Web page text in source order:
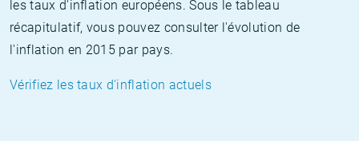
les taux d'inflation européens. Sous le tableau
récapitulatif, vous pouvez consulter l'évolution de
l'inflation en 2015 par pays.
Vérifiez les taux d'inflation actuels